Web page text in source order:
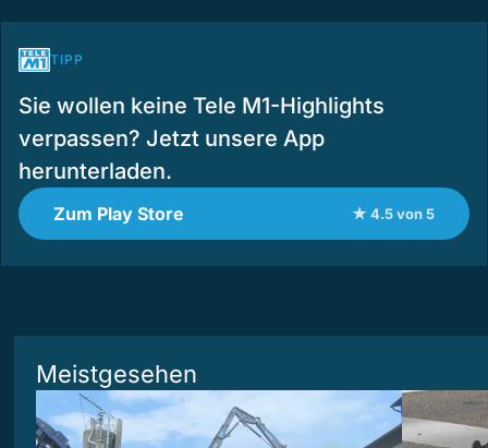
TIPP
Sie wollen keine Tele M1-Highlights
verpassen? Jetzt unsere App
herunterladen.
Zum Play Store ★ 4.5 von 5
Meistgesehen